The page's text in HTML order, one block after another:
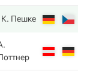
К. Пешке